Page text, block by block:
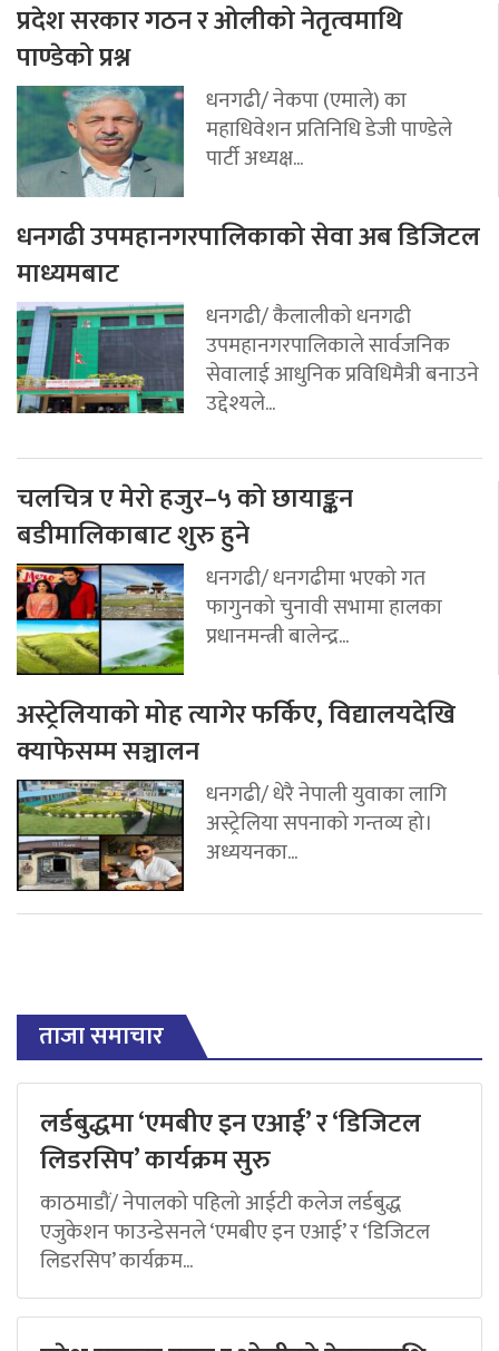
प्रदेश सरकार गठन र ओलीको नेतृत्वमाथि
पाण्डेको प्रश्न
धनगढी/ नेकपा (एमाले) का
महाधिवेशन प्रतिनिधि डेजी पाण्डेले
पार्टी अध्यक्ष...
धनगढी उपमहानगरपालिकाको सेवा अब डिजिटल
माध्यमबाट
धनगढी/ कैलालीको धनगढी
उपमहानगरपालिकाले सार्वजनिक
सेवालाई आधुनिक प्रविधिमैत्री बनाउने
उद्देश्यले...
चलचित्र ए मेरो हजुर–५ को छायाङ्कन
बडीमालिकाबाट शुरु हुने
धनगढी/ धनगढीमा भएको गत
फागुनको चुनावी सभामा हालका
प्रधानमन्त्री बालेन्द्र...
अस्ट्रेलियाको मोह त्यागेर फर्किए, विद्यालयदेखि
क्याफेसम्म सञ्चालन
धनगढी/ धेरै नेपाली युवाका लागि
अस्ट्रेलिया सपनाको गन्तव्य हो।
अध्ययनका...
ताजा समाचार
लर्डबुद्धमा ‘एमबीए इन एआई’ र ‘डिजिटल
लिडरसिप’ कार्यक्रम सुरु
काठमाडौं/ नेपालको पहिलो आईटी कलेज लर्डबुद्ध
एजुकेशन फाउन्डेसनले ‘एमबीए इन एआई’ र ‘डिजिटल
लिडरसिप’ कार्यक्रम...